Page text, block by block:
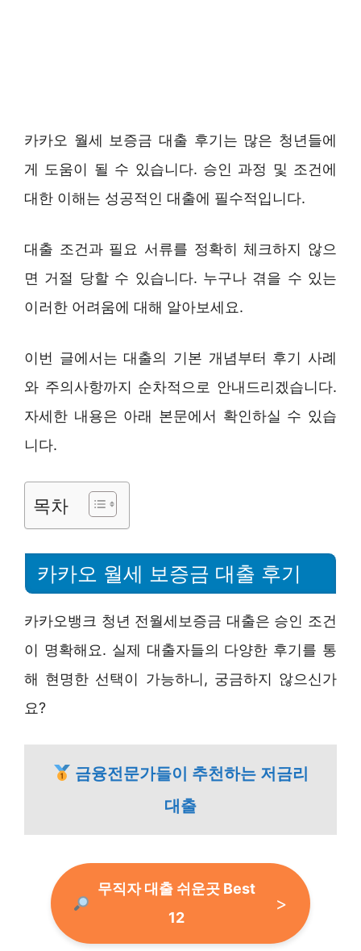
카카오 월세 보증금 대출 후기는 많은 청년들에
게 도움이 될 수 있습니다. 승인 과정 및 조건에
대한 이해는 성공적인 대출에 필수적입니다.
대출 조건과 필요 서류를 정확히 체크하지 않으
면 거절 당할 수 있습니다. 누구나 겪을 수 있는
이러한 어려움에 대해 알아보세요.
이번 글에서는 대출의 기본 개념부터 후기 사례
와 주의사항까지 순차적으로 안내드리겠습니다.
자세한 내용은 아래 본문에서 확인하실 수 있습
니다.
목차
카카오 월세 보증금 대출 후기
카카오뱅크 청년 전월세보증금 대출은 승인 조건
이 명확해요. 실제 대출자들의 다양한 후기를 통
해 현명한 선택이 가능하니, 궁금하지 않으신가
요?
금융전문가들이 추천하는 저금리
대출
무직자 대출 쉬운곳 Best
12